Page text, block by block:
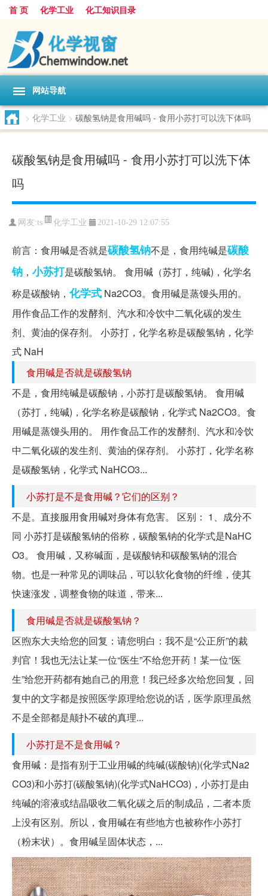
首 页 化学工业 化工知识目录
网站导航
> 化学工业 > 碳酸氢钠是食用碱吗 - 食用小苏打可以洗下体吗
碳酸氢钠是食用碱吗 - 食用小苏打可以洗下体
吗
网友:ts 化学工业 2021-10-29 12:07:55
前言：食用碱是否就是碳酸氢钠不是，食用纯碱是碳酸
钠 ， 小苏打是碳酸氢钠。 食用碱（苏打，纯碱)，化学名
称是碳酸钠， 化学式 Na2CO3。食用碱是蒸馒头用的。
用作食品工作的发酵剂、汽水和冷饮中二氧化碳的发生
剂、黄油的保存剂。 小苏打，化学名称是碳酸氢钠，化学
式 NaH
食用碱是否就是碳酸氢钠
不是，食用纯碱是碳酸钠，小苏打是碳酸氢钠。 食用碱
（苏打，纯碱)，化学名称是碳酸钠，化学式 Na2CO3。食
用碱是蒸馒头用的。 用作食品工作的发酵剂、汽水和冷饮
中二氧化碳的发生剂、黄油的保存剂。 小苏打，化学名称
是碳酸氢钠，化学式 NaHCO3...
小苏打是不是食用碱？它们的区别？
不是。直接服用食用碱对身体有危害。 区别： 1、成分不
同 小苏打是碳酸氢钠的俗称，碳酸氢钠的化学式是NaHC
O3。 食用碱，又称碱面，是碳酸钠和碳酸氢钠的混合
物。也是一种常见的调味品，可以软化食物的纤维，使其
快速涨发，调整食物的味道，带来...
食用碱是否就是碳酸氢钠？
区煦东大夫给您的回复：请您明白：我不是“公正所”的裁
判官！我也无法让某一位“医生”不给您开药！某一位“医
生”给您开药都有她自己的用意！我已经多次给您回复，回
复中的文字都是按照医学原理给您说的话，医学原理虽然
不是全部都是颠扑不破的真理...
小苏打是不是食用碱？
食用碱：是指有别于工业用碱的纯碱(碳酸钠)(化学式Na2
CO3)和小苏打(碳酸氢钠)(化学式NaHCO3)，小苏打是由
纯碱的溶液或结晶吸收二氧化碳之后的制成品，二者本质
上没有区别。所以，食用碱在有些地方也被称作小苏打
（粉末状）。食用碱呈固体状态，...